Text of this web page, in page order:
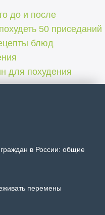
до и после
50 приседаний
блюд
для похудения
в России: общие
перемены